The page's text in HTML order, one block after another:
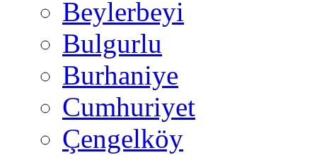
Beylerbeyi
Bulgurlu
Burhaniye
Cumhuriyet
Çengelköy